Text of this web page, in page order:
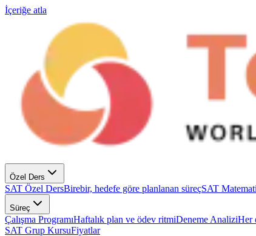
İçeriğe atla
Özel Ders
SAT Özel DersBirebir, hedefe göre planlanan süreçSAT
Süreç
Çalışma ProgramıHaftalık plan ve ödev ritmiDeneme AnaliziHer
SAT Grup KursuFiyatlar